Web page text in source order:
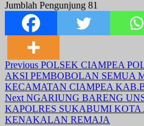
Jumblah Pengunjung 81
Post
Navigation
Previous POLSEK CIAMPEA
AKSI PEMBOBOLAN SEMUA
KECAMATAN CIAMPEA
Next NGARIUNG BARENG
KAPOLRES SUKABUMI
KENAKALAN REMAJA